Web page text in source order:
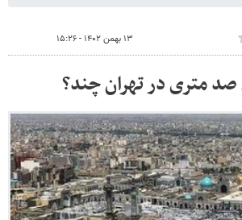
۱۳ بهمن ۱۴۰۲ - ۱۵:۲۶
متری در تهران چند؟